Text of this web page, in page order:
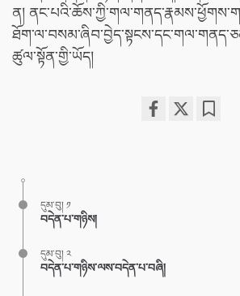
ན།
ཚུལ་སྟོན་གྱི་ཡོད།
དུམ་བུ། ༡
བདེན་པ་གཉིས།
དུམ་བུ། ༢
བདེན་པ་གཉིས་ལས་བདེན་པ་བཞི།